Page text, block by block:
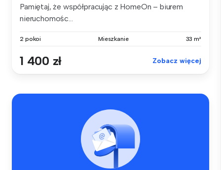
Pamiętaj, że współpracując z HomeOn – biurem
nieruchomośc...
2 pokoi Mieszkanie 33 m²
1 400 zł Zobacz więcej